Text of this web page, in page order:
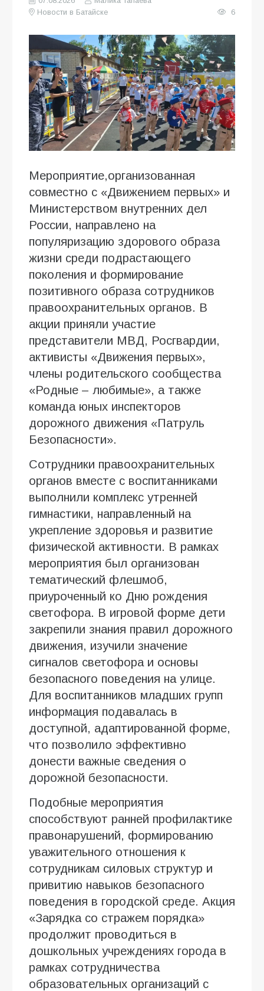
Новости в Батайске
6
Мероприятие,организованная
совместно с «Движением первых» и
Министерством внутренних дел
России, направлено на
популяризацию здорового образа
жизни среди подрастающего
поколения и формирование
позитивного образа сотрудников
правоохранительных органов. В
акции приняли участие
представители МВД, Росгвардии,
активисты «Движения первых»,
члены родительского сообщества
«Родные – любимые», а также
команда юных инспекторов
дорожного движения «Патруль
Безопасности».
Сотрудники правоохранительных
органов вместе с воспитанниками
выполнили комплекс утренней
гимнастики, направленный на
укрепление здоровья и развитие
физической активности. В рамках
мероприятия был организован
тематический флешмоб,
приуроченный ко Дню рождения
светофора. В игровой форме дети
закрепили знания правил дорожного
движения, изучили значение
сигналов светофора и основы
безопасного поведения на улице.
Для воспитанников младших групп
информация подавалась в
доступной, адаптированной форме,
что позволило эффективно
донести важные сведения о
дорожной безопасности.
Подобные мероприятия
способствуют ранней профилактике
правонарушений, формированию
уважительного отношения к
сотрудникам силовых структур и
привитию навыков безопасного
поведения в городской среде. Акция
«Зарядка со стражем порядка»
продолжит проводиться в
дошкольных учреждениях города в
рамках сотрудничества
образовательных организаций с